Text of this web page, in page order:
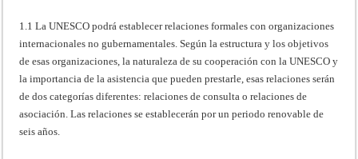
1.1 La UNESCO podrá establecer relaciones formales con organizaciones
internacionales no gubernamentales. Según la estructura y los objetivos
de esas organizaciones, la naturaleza de su cooperación con la UNESCO y
la importancia de la asistencia que pueden prestarle, esas relaciones serán
de dos categorías diferentes: relaciones de consulta o relaciones de
asociación. Las relaciones se establecerán por un periodo renovable de
seis años.